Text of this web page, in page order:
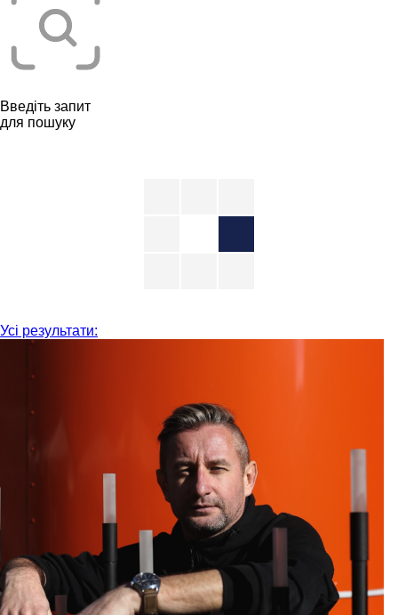
Введіть запит
для пошуку
Усі результати: